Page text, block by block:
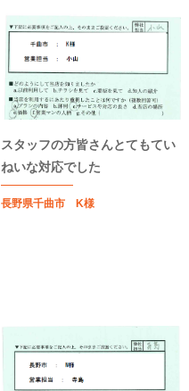
スタッフの方皆さんとてもてい
ねいな対応でした
長野県千曲市 K様